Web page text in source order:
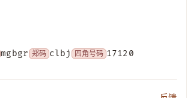
mgbgr 郑码 clbj 四角号码 17120